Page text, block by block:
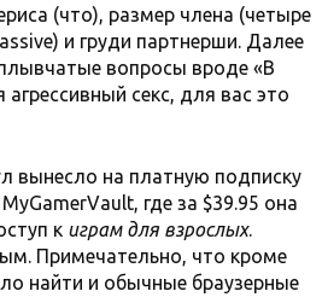
(что), размер члена (четыре
и груди партнерши. Далее
вопросы вроде «В
агрессивный секс, для вас это
вынесло на платную подписку
где за $39.95 она
к играм для взрослых.
Примечательно, что кроме
найти и обычные браузерные